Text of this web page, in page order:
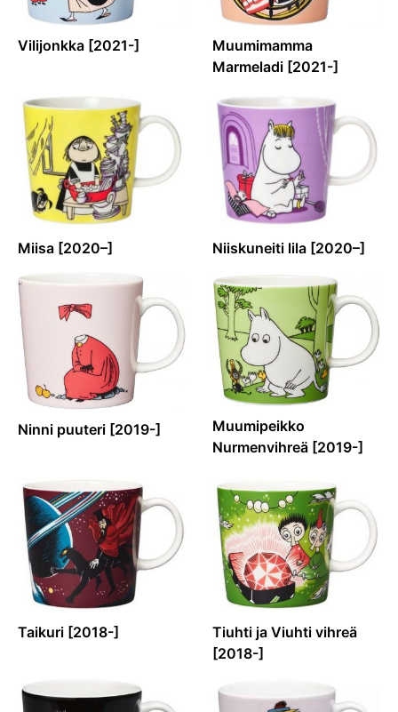
Vilijonkka [2021-]
Muumimamma
Marmeladi [2021-]
Miisa [2020–] Niiskuneiti lila [2020–]
Ninni puuteri [2019-]
Muumipeikko
Nurmenvihreä [2019-]
Taikuri [2018-]
Tiuhti ja Viuhti vihreä
[2018-]